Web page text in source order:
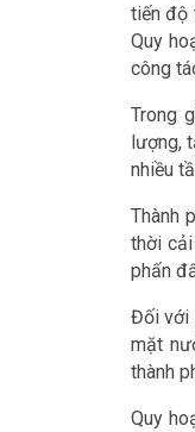
tiến độ
Quy
công
Trong
lượng,
nhiều
Thành
thời
phấn
Đối với
mặt
thành
Quy